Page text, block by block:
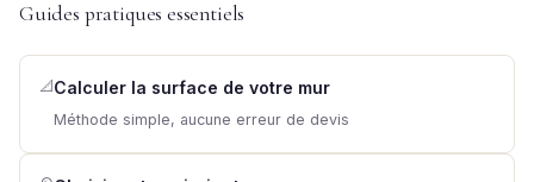
Guides pratiques essentiels
📐 Calculer la surface de votre mur
Méthode simple, aucune erreur de devis